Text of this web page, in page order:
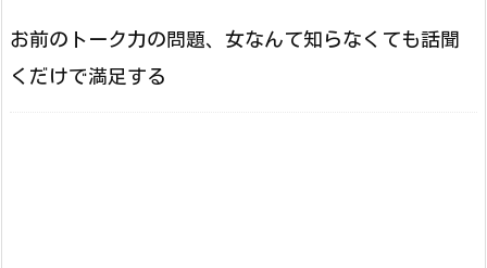
お前のトーク力の問題、女なんて知らなくても話聞
くだけで満足する